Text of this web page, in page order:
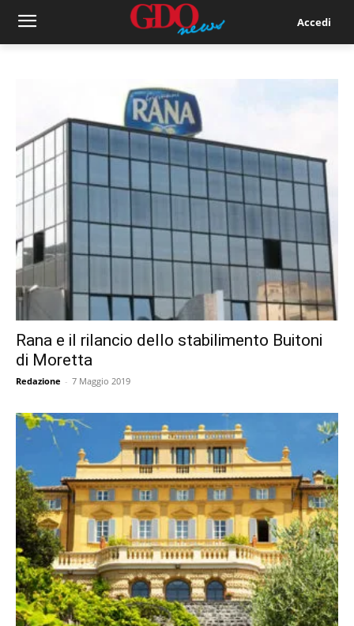
Accedi
Rana e il rilancio dello stabilimento Buitoni
di Moretta
Redazione - 7 Maggio 2019